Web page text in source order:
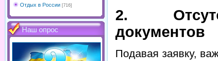
Отдых в России [716]
Наш опрос
2.
документов
Подавая заявку,